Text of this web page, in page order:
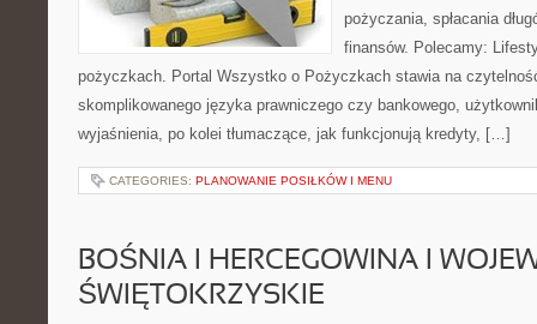
pożyczania, spłacania
finansów. Polecamy:
pożyczkach. Portal Wszystko o Pożyczkach stawia na
skomplikowanego języka prawniczego czy bankowego,
wyjaśnienia, po kolei tłumaczące, jak funkcjonują kredyty, […]
CATEGORIES: PLANOWANIE POSIŁKÓW I MENU
BOŚNIA I HERCEGOWINA I
ŚWIĘTOKRZYSKIE